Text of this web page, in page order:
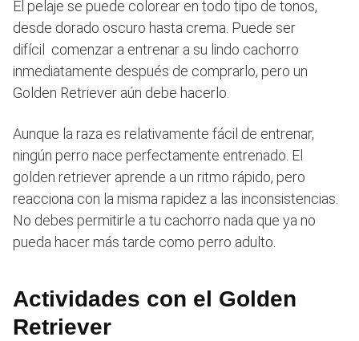
El pelaje se puede colorear en todo tipo de tonos,
desde dorado oscuro hasta crema. Puede ser
difícil comenzar a entrenar a su lindo cachorro
inmediatamente después de comprarlo, pero un
Golden Retriever aún debe hacerlo.
Aunque la raza es relativamente fácil de entrenar,
ningún perro nace perfectamente entrenado. El
golden retriever aprende a un ritmo rápido, pero
reacciona con la misma rapidez a las inconsistencias.
No debes permitirle a tu cachorro nada que ya no
pueda hacer más tarde como perro adulto.
Actividades con el Golden
Retriever